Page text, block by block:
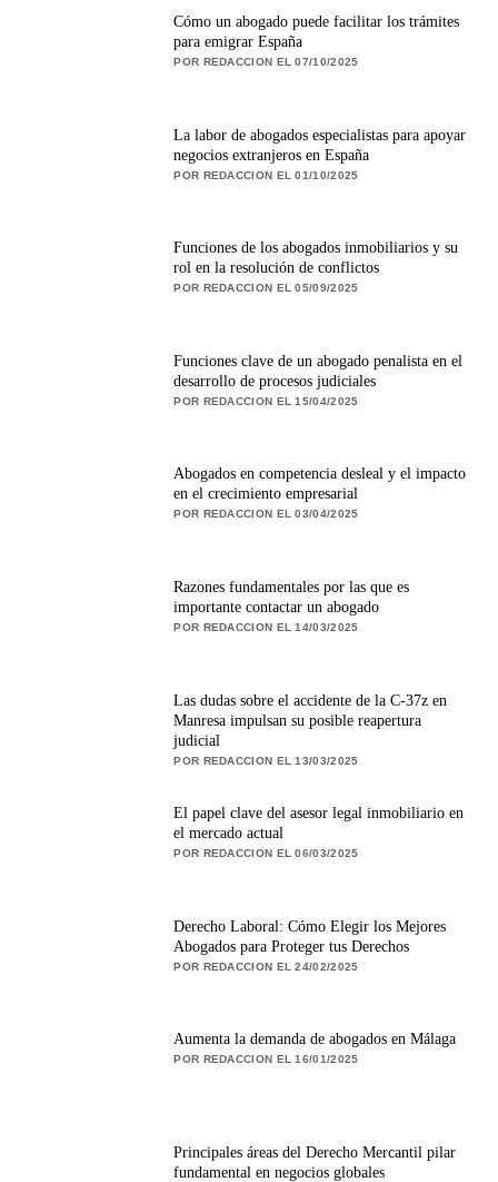
Cómo un abogado puede facilitar los trámites
para emigrar España
POR REDACCION EL 07/10/2025
La labor de abogados especialistas para apoyar
negocios extranjeros en España
POR REDACCION EL 01/10/2025
Funciones de los abogados inmobiliarios y su
rol en la resolución de conflictos
POR REDACCION EL 05/09/2025
Funciones clave de un abogado penalista en el
desarrollo de procesos judiciales
POR REDACCION EL 15/04/2025
Abogados en competencia desleal y el impacto
en el crecimiento empresarial
POR REDACCION EL 03/04/2025
Razones fundamentales por las que es
importante contactar un abogado
POR REDACCION EL 14/03/2025
Las dudas sobre el accidente de la C-37z en
Manresa impulsan su posible reapertura
judicial
POR REDACCION EL 13/03/2025
El papel clave del asesor legal inmobiliario en
el mercado actual
POR REDACCION EL 06/03/2025
Derecho Laboral: Cómo Elegir los Mejores
Abogados para Proteger tus Derechos
POR REDACCION EL 24/02/2025
Aumenta la demanda de abogados en Málaga
POR REDACCION EL 16/01/2025
Principales áreas del Derecho Mercantil pilar
fundamental en negocios globales